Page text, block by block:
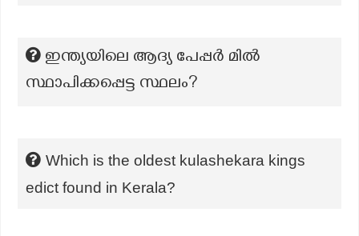
ഇന്ത്യയിലെ ആദ്യ പേപ്പർ മിൽ
സ്ഥാപിക്കപ്പെട്ട സ്ഥലം?
Which is the oldest kulashekara kings
edict found in Kerala?